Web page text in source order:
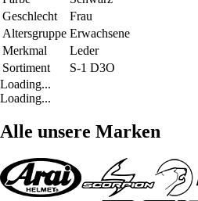
Geschlecht
Frau
Altersgruppe Erwachsene
Merkmal
Leder
Sortiment
S-1 D3O
Loading...
Loading...
Alle unsere Marken